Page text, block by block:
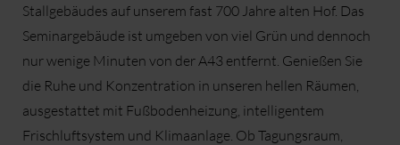
Stallgebäudes auf unserem fast 700 Jahre alten Hof. Das
Seminargebäude ist umgeben von viel Grün und dennoch
nur wenige Minuten von der A43 entfernt. Genießen Sie
die Ruhe und Konzentration in unseren hellen Räumen,
ausgestattet mit Fußbodenheizung, intelligentem
Frischluftsystem und Klimaanlage. Ob Tagungsraum,